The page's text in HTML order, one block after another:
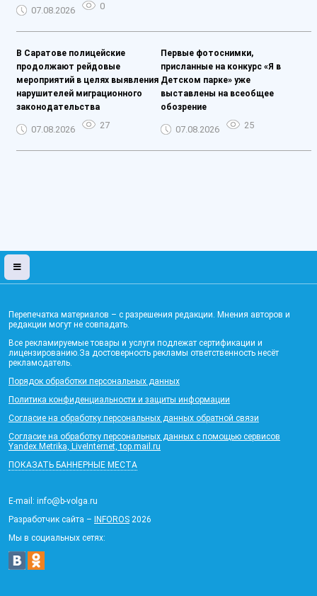
07.08.2026 0
В Саратове полицейские
продолжают рейдовые
мероприятий в целях выявления
нарушителей миграционного
законодательства
07.08.2026 27
Первые фотоснимки,
присланные на конкурс «Я в
Детском парке» уже
выставлены на всеобщее
обозрение
07.08.2026 25
Перепечатка материалов – с разрешения редакции. Мнения авторов и
редакции могут не совпадать.
Все рекламируемые товары и услуги подлежат сертификации и
лицензированию.За достоверность рекламы ответственность несёт
рекламодатель.
Порядок обработки персональных данных
Политика конфиденциальности и защиты информации
Согласие на обработку персональных данных обратной связи
Согласие на обработку персональных данных с помощью сервисов
Yandex.Metrika, LiveInternet, top.mail.ru
ПОКАЗАТЬ БАННЕРНЫЕ МЕСТА
E-mail: info@b-volga.ru
Разработчик сайта – INFOROS 2026
Мы в социальных сетях: